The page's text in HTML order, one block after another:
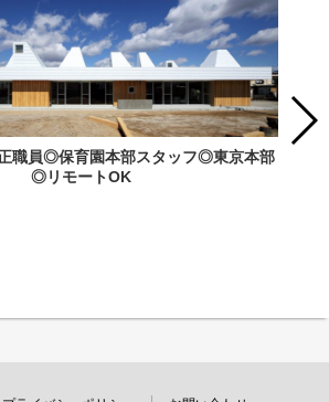
職員◎保育園本部スタッフ◎東京本部
◎リモートOK